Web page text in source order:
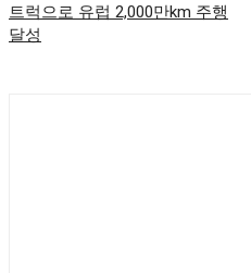
트럭으로 유럽 2,000만km 주행
달성